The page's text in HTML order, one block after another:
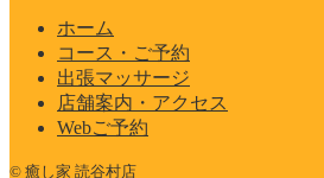
ホーム
コース・ご予約
出張マッサージ
店舗案内・アクセス
Webご予約
© 癒し家 読谷村店